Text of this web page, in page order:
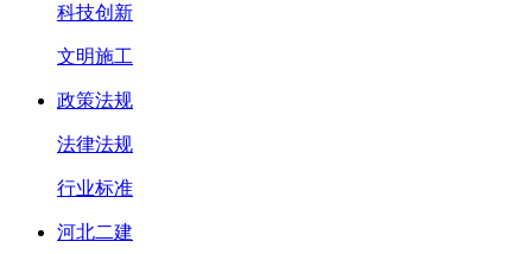
科技创新
文明施工
政策法规
法律法规
行业标准
河北二建